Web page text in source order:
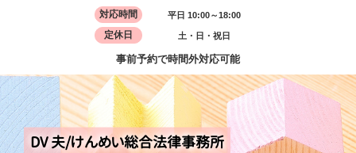
対応時間 平日 10:00～18:00
定休日 土・日・祝日
事前予約で時間外対応可能
DV 夫/けんめい総合法律事務所